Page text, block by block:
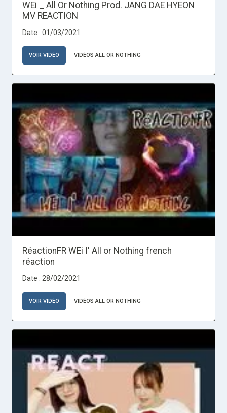
WEi _ All Or Nothing Prod. JANG DAE HYEON
MV REACTION
Date : 01/03/2021
VOIR VIDÉO VIDÉOS ALL OR NOTHING
RéactionFR WEi I' All or Nothing french
réaction
Date : 28/02/2021
VOIR VIDÉO VIDÉOS ALL OR NOTHING